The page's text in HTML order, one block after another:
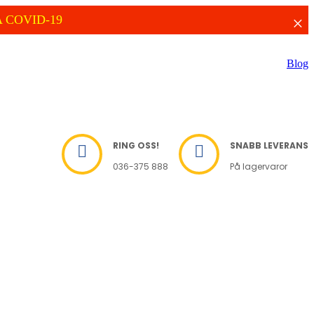
×
COVID-19
Blog

SNABB LEVERANS
På lagervaror

RING OSS!
036-375 888